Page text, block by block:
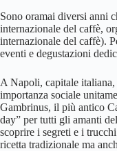
Sono oramai diversi anni
internazionale del caffè,
internazionale del caffè).
eventi e degustazioni
A Napoli, capitale
importanza sociale
Gambrinus, il più antico
day” per tutti gli amanti
scoprire i segreti e i
ricetta tradizionale ma